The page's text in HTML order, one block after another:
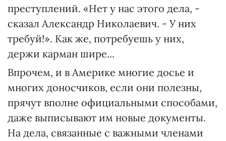
преступлений. «Нет у нас этого дела, -
сказал Александр Николаевич. - У них
требуй!». Как же, потребуешь у них,
держи карман шире...
Впрочем, и в Америке многие досье и
многих доносчиков, если они полезны,
прячут вполне официальными способами,
даже выписывают им новые документы.
На дела, связанные с важными членами